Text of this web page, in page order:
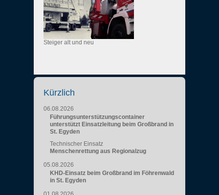
Steiger alt und neu
Kürzlich
06.08.2026
Führungsunterstützungscontainer
unterstützt Einsatzleitung beim Großbrand in
St. Egyden
Technischer Einsatz
Menschenrettung aus Regionalzug
05.08.2026
KHD-Einsatz beim Großbrand im Föhrenwald
in St. Egyden